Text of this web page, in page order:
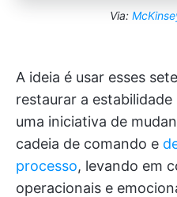
Via:
A ideia é usar esses
restaurar a
uma iniciativa de
cadeia de comando e
processo, levando em
operacionais e